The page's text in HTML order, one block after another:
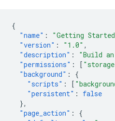
{
"name" : "Getting Started
"version" : "1.0" ,
"description" : "Build
"permissions" : [
"background" :
{
"scripts" : [
"persistent" :
false
},
"page_action" :
{